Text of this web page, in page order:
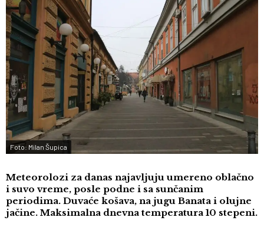
Foto: Milan Šupica
Meteorolozi za danas najavljuju umereno oblačno
i suvo vreme, posle podne i sa sunčanim
periodima. Duvaće košava, na jugu Banata i olujne
jačine. Maksimalna dnevna temperatura 10 stepeni.